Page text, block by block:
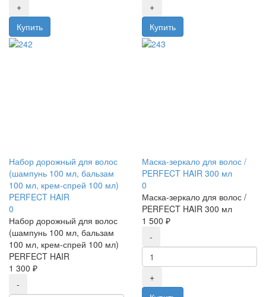
Набор дорожный для волос
(шампунь 100 мл, бальзам
100 мл, крем-спрей 100 мл)
PERFECT HAIR
0
Набор дорожный для волос
(шампунь 100 мл, бальзам
100 мл, крем-спрей 100 мл)
PERFECT HAIR
1 300 ₽
Маска-зеркало для волос /
PERFECT HAIR 300 мл
0
Маска-зеркало для волос /
PERFECT HAIR 300 мл
1 500 ₽